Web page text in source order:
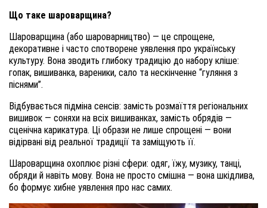
Що таке шароварщина?
Шароварщина (або шароварництво) — це спрощене,
декоративне і часто спотворене уявлення про українську
культуру. Вона зводить глибоку традицію до набору кліше:
гопак, вишиванка, вареники, сало та нескінченне “гуляння з
піснями”.
Відбувається підміна сенсів: замість розмаїття регіональних
вишивок — соняхи на всіх вишиванках, замість обрядів —
сценічна карикатура. Ці образи не лише спрощені — вони
відірвані від реальної традиції та заміщують її.
Шароварщина охоплює різні сфери: одяг, їжу, музику, танці,
обряди й навіть мову. Вона не просто смішна — вона шкідлива,
бо формує хибне уявлення про нас самих.